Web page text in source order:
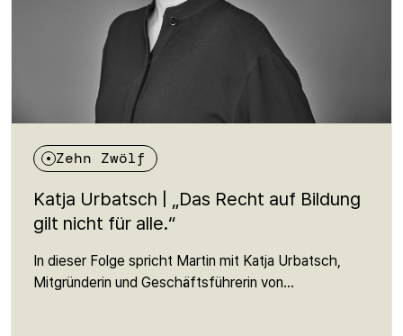
Zehn Zwölf
Katja Urbatsch | „Das Recht auf Bildung
gilt nicht für alle.“
In dieser Folge spricht Martin mit Katja Urbatsch,
Mitgründerin und Geschäftsführerin von